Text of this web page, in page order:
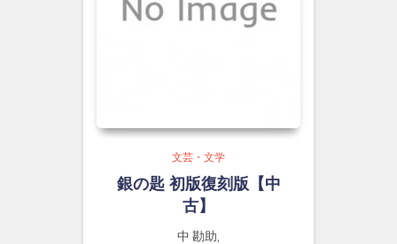
文芸・文学
銀の匙 初版復刻版【中
古】
中 勘助,